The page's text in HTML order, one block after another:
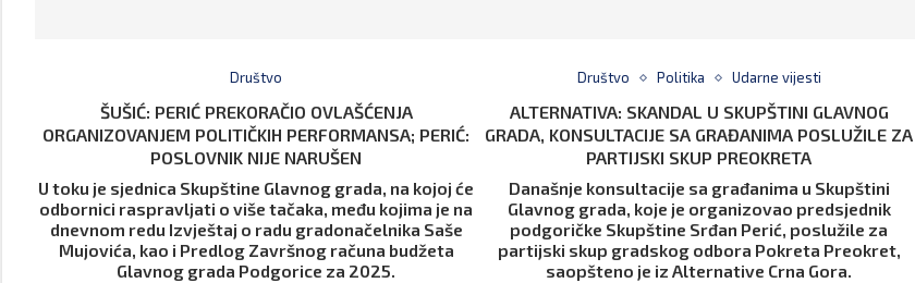
Društvo
ŠUŠIĆ: PERIĆ PREKORAČIO OVLAŠĆENJA
ORGANIZOVANJEM POLITIČKIH PERFORMANSA; PERIĆ:
POSLOVNIK NIJE NARUŠEN
U toku je sjednica Skupštine Glavnog grada, na kojoj će
odbornici raspravljati o više tačaka, među kojima je na
dnevnom redu Izvještaj o radu gradonačelnika Saše
Mujovića, kao i Predlog Završnog računa budžeta
Glavnog grada Podgorice za 2025.
Društvo Politika Udarne vijesti
ALTERNATIVA: SKANDAL U SKUPŠTINI GLAVNOG
GRADA, KONSULTACIJE SA GRAĐANIMA POSLUŽILE ZA
PARTIJSKI SKUP PREOKRETA
Današnje konsultacije sa građanima u Skupštini
Glavnog grada, koje je organizovao predsjednik
podgoričke Skupštine Srđan Perić, poslužile za
partijski skup gradskog odbora Pokreta Preokret,
saopšteno je iz Alternative Crna Gora.